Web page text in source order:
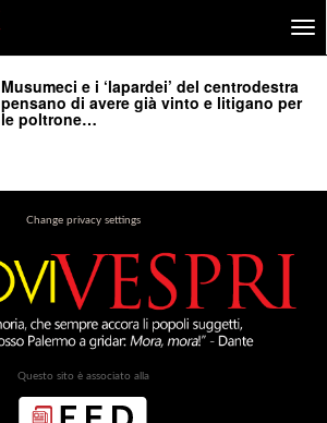
Musumeci e i ‘lapardei’ del centrodestra
pensano di avere già vinto e litigano per
le poltrone…
Change privacy settings
Questo sito è associato alla